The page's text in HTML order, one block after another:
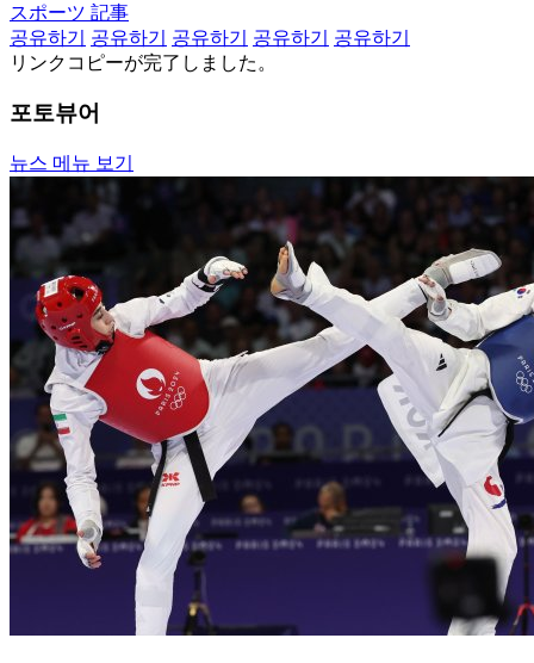
スポーツ 記事
공유하기
공유하기 공유하기 공유하기
공유하기
リンクコピーが完了しました。
포토뷰어
뉴스 메뉴 보기